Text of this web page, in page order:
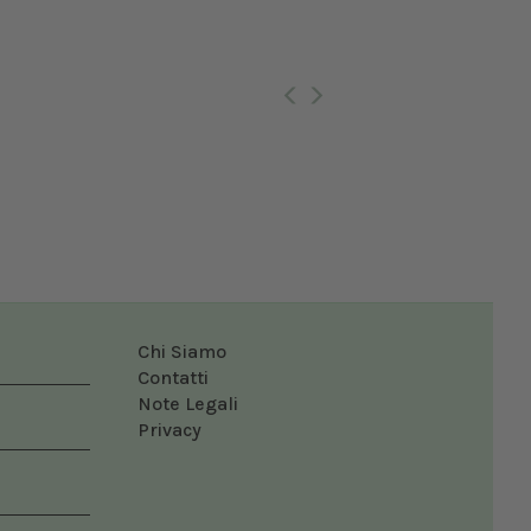
Chi Siamo
Contatti
Note Legali
Privacy